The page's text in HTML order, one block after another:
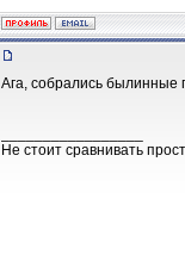
Ага, собрались былинные
Не стоит сравнивать